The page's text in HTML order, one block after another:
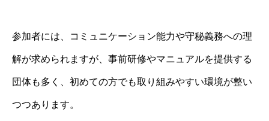
参加者には、コミュニケーション能力や守秘義務への理
解が求められますが、事前研修やマニュアルを提供する
団体も多く、初めての方でも取り組みやすい環境が整い
つつあります。